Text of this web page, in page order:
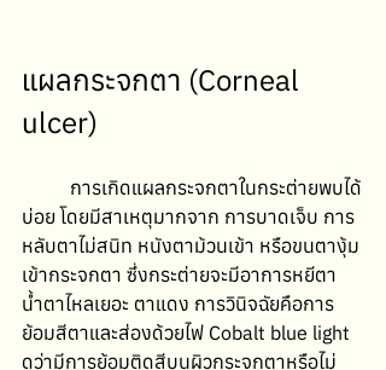
แผลกระจกตา (Corneal
ulcer)
บ่อย โดยมีสาเหตุมากจาก การบาดเจ็บ การ
หลับตาไม่สนิท หนังตาม้วนเข้า หรือขนตางุ้ม
เข้ากระจกตา ซึ่งกระต่ายจะมีอาการหยีตา
น้ำตาไหลเยอะ ตาแดง การวินิจฉัยคือการ
ย้อมสีตาและส่องด้วยไฟ Cobalt blue light
ดูว่ามีการย้อมติดสีบนผิวกระจกตาหรือไม่